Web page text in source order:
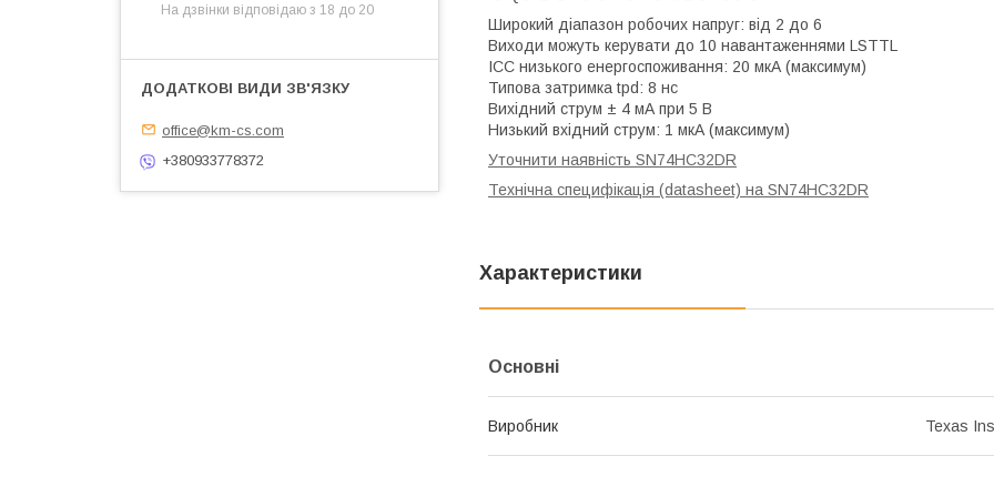
Широкий діапазон робочих напруг: від 2 до 6
Виходи можуть керувати до 10 навантаженнями LSTTL
ICC низького енергоспоживання: 20 мкА (максимум)
Типова затримка tpd: 8 нс
Вихідний струм ± 4 мА при 5 В
Низький вхідний струм: 1 мкА (максимум)
Уточнити наявність SN74HC32DR
Технічна специфікація (datasheet) на SN74HC32DR
Характеристики
Основні
Виробник Texas
На дзвінки відповідаю з 18 до 20
office@km-cs.com
+380933778372